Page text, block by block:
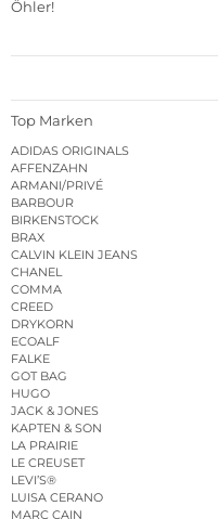
Öhler!
Top Marken
ADIDAS ORIGINALS
AFFENZAHN
ARMANI/PRIVÉ
BARBOUR
BIRKENSTOCK
BRAX
CALVIN KLEIN JEANS
CHANEL
COMMA
CREED
DRYKORN
ECOALF
FALKE
GOT BAG
HUGO
JACK & JONES
KAPTEN & SON
LA PRAIRIE
LE CREUSET
LEVI’S®
LUISA CERANO
MARC CAIN